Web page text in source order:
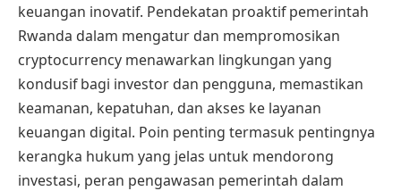
keuangan inovatif. Pendekatan proaktif pemerintah
Rwanda dalam mengatur dan mempromosikan
cryptocurrency menawarkan lingkungan yang
kondusif bagi investor dan pengguna, memastikan
keamanan, kepatuhan, dan akses ke layanan
keuangan digital. Poin penting termasuk pentingnya
kerangka hukum yang jelas untuk mendorong
investasi, peran pengawasan pemerintah dalam